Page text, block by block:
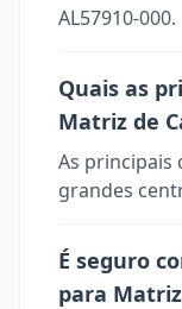
AL57910-000.
Quais as
Matriz de
As principais
grandes
É seguro
para